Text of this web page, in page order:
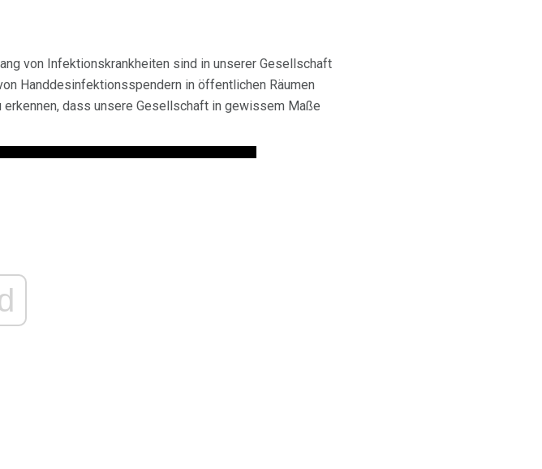
von Infektionskrankheiten sind in unserer Gesellschaft
Handdesinfektionsspendern in öffentlichen Räumen
dass unsere Gesellschaft in gewissem Maße